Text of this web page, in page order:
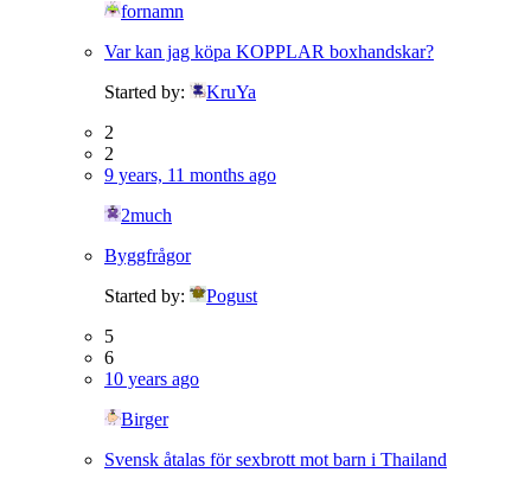
fornamn
Var kan jag köpa KOPPLAR boxhandskar?
Started by:
KruYa
2
2
9 years, 11 months ago
2much
Byggfrågor
Started by:
Pogust
5
6
10 years ago
Birger
Svensk åtalas för sexbrott mot barn i Thailand